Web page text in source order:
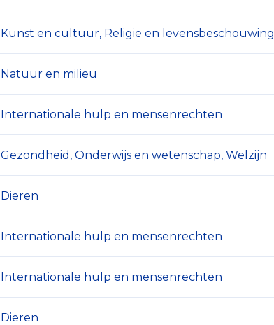
Kunst en cultuur, Religie en levensbeschouwing
Natuur en milieu
Internationale hulp en mensenrechten
Gezondheid, Onderwijs en wetenschap, Welzijn
Dieren
Internationale hulp en mensenrechten
Internationale hulp en mensenrechten
Dieren